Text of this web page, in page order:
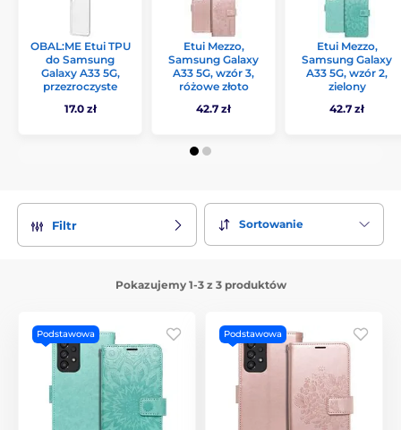
OBAL:ME Etui TPU
do Samsung
Galaxy A33 5G,
przezroczyste
17.0 zł
Etui Mezzo,
Samsung Galaxy
A33 5G, wzór 3,
różowe złoto
42.7 zł
Etui Mezzo,
Samsung Galaxy
A33 5G, wzór 2,
zielony
42.7 zł
Filtr Sortowanie
Pokazujemy 1-3 z 3 produktów
Podstawowa Podstawowa